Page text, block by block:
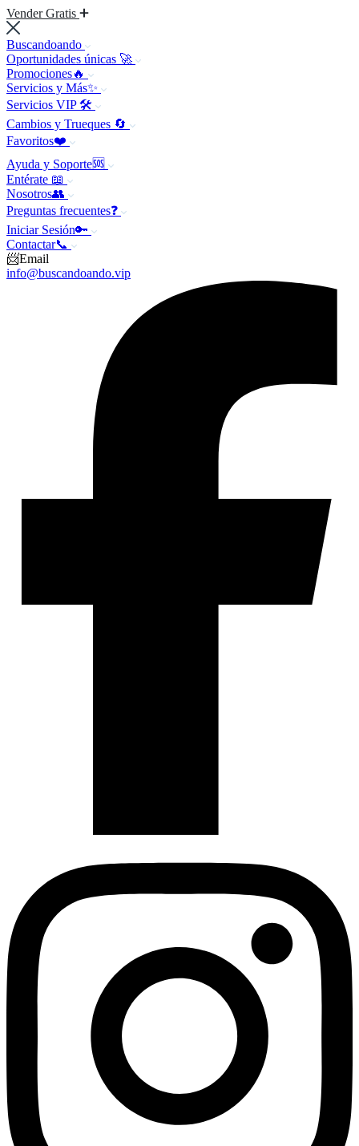
Vender Gratis
Buscandoando
Oportunidades únicas 🚀
Promociones🔥
Servicios y Más✨
Servicios VIP 🛠️
Cambios y Trueques 🔄
Favoritos❤️
Ayuda y Soporte🆘
Entérate 📖
Nosotros👥
Preguntas frecuentes❓
Iniciar Sesión🔑
Contactar📞
📨Email
info@buscandoando.vip